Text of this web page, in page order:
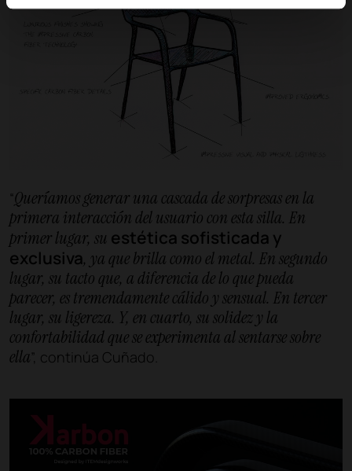
“Queríamos generar una cascada de sorpresas en la
primera interacción del usuario con esta silla. En
primer lugar, su estética sofisticada y
exclusiva, ya que brilla como el metal. En segundo
lugar, su tacto que, a diferencia de lo que pueda
parecer, es tremendamente cálido y sensual. En tercer
lugar, su ligereza. Y, en cuarto, su solidez y la
confortabilidad que se experimenta al sentarse sobre
ella”, continúa Cuñado.